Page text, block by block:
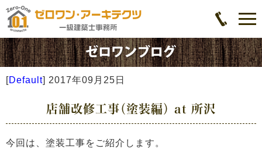
[Default] 2017年09月25日
店舗改修工事（塗装編） at 所沢
今回は、塗装工事をご紹介します。